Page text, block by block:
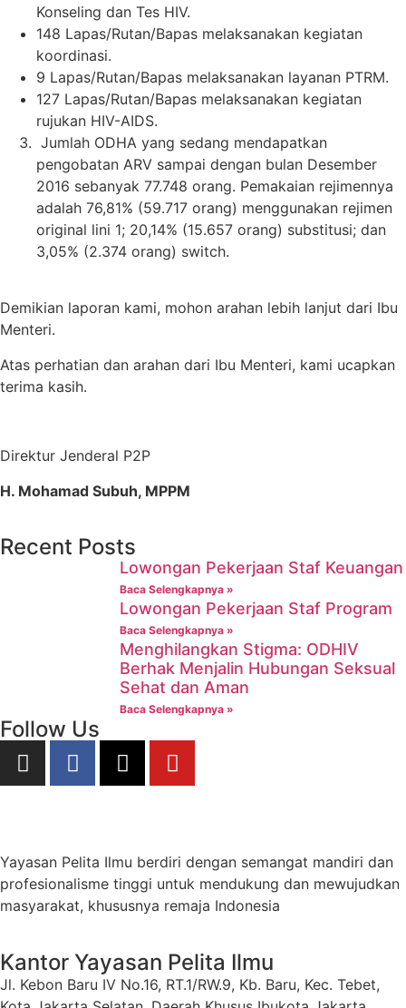
Konseling dan Tes HIV.
148 Lapas/Rutan/Bapas melaksanakan kegiatan
koordinasi.
9 Lapas/Rutan/Bapas melaksanakan layanan PTRM.
127 Lapas/Rutan/Bapas melaksanakan kegiatan
rujukan HIV-AIDS.
Jumlah ODHA yang sedang mendapatkan
pengobatan ARV sampai dengan bulan Desember
2016 sebanyak 77.748 orang. Pemakaian rejimennya
adalah 76,81% (59.717 orang) menggunakan rejimen
original lini 1; 20,14% (15.657 orang) substitusi; dan
3,05% (2.374 orang) switch.
Demikian laporan kami, mohon arahan lebih lanjut dari Ibu
Menteri.
Atas perhatian dan arahan dari Ibu Menteri, kami ucapkan
terima kasih.
Direktur Jenderal P2P
H. Mohamad Subuh, MPPM
Recent Posts
Lowongan Pekerjaan Staf Keuangan
Baca Selengkapnya »
Lowongan Pekerjaan Staf Program
Baca Selengkapnya »
Menghilangkan Stigma: ODHIV
Berhak Menjalin Hubungan Seksual
Sehat dan Aman
Baca Selengkapnya »
Follow Us
Yayasan Pelita Ilmu berdiri dengan semangat mandiri dan
profesionalisme tinggi untuk mendukung dan mewujudkan
masyarakat, khususnya remaja Indonesia
Kantor Yayasan Pelita Ilmu
Jl. Kebon Baru IV No.16, RT.1/RW.9, Kb. Baru, Kec. Tebet,